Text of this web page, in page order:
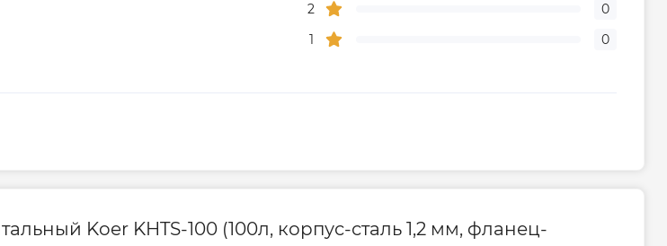
2
0
1
0
Koer KHTS-100 (100л, корпус-сталь 1,2 мм, фланец-